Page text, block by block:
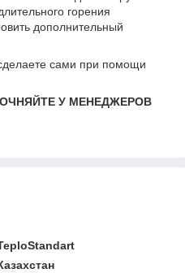
горения
дополнительный
сами при помощи
У МЕНЕДЖЕРОВ